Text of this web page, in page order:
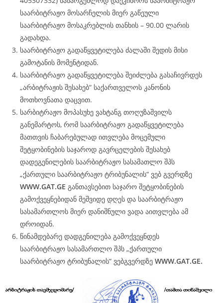
საარბიტრაჟო მოსარჩელის მიერ გაწეული
საარბიტრაჟო მოსაკრებლის თანხის – 90.00 ლარის
გადახდა.
საარბიტრაჟო გადაწყვეტილება ძალაში შედის მისი
გამოტანის მომენტიდან.
საარბიტრაჟო გადაწყვეტილება შეიძლება გასაჩივრდეს
„არბიტრაჟის შესახებ“ საქართველოს კანონის
მოთხოვნათა დაცვით.
სარბიტრაჟო მოპასუხე ვახტანგ თოღუზაშვილს
განემარტოს, რომ საარბიტრაჟო გადაწყვეტილება
მათთვის ჩაბარებულად ითვლება მოცემული
შეტყობინების საჯაროდ გავრცელების შესახებ
დადეგენილების საარბიტრაჟო სასამათლო შპს
„ქართული საარბიტრაჟო ტრიბუნალის“ ვებ გვერდზე
WWW.GAT.GE განთავსებით საჯარო შეტყობინების
გამოქვეყნებიდან მეშვიდე დღეს და საარბიტრაჟო
სასამართლოს მიერ დანიშნული ვადა აითვლება ამ
დროიდან.
წინამდებარე დადგენილება გამოქვეყნდეს
საარბიტრაჟო სასამართლო შპს „ქართული
საარბიტრაჟო ტრიბუნალის“ ვებგვერდზე WWW.GAT.GE.